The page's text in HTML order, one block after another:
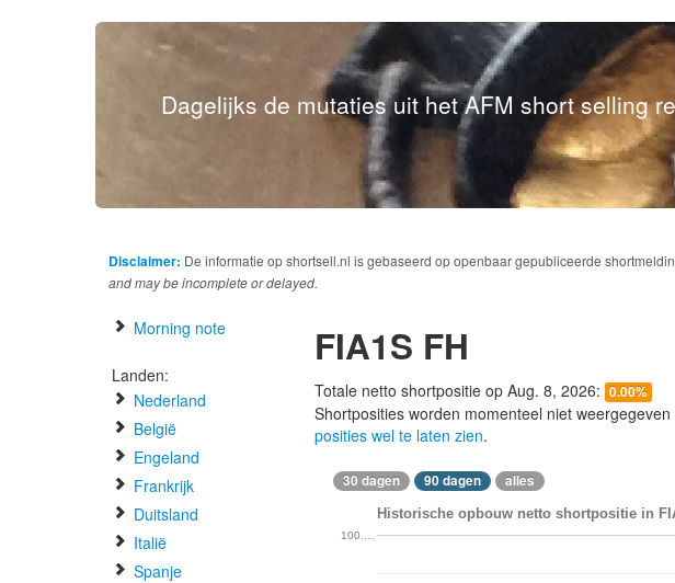
Dagelijks de mutaties uit het AFM short selling
Disclaimer: De informatie op shortsell.nl is gebaseerd op openbaar gepubliceerde
and may be incomplete or delayed.
Morning note
Landen:
Nederland
België
Engeland
Frankrijk
Duitsland
Italië
Spanje
FIA1S FH
Totale netto shortpositie op Aug. 8, 2026: 0.00%
Shortposities worden momenteel niet
posities wel te laten zien.
30 dagen 90 dagen alles
Historische opbouw netto shortpositie in
100.…